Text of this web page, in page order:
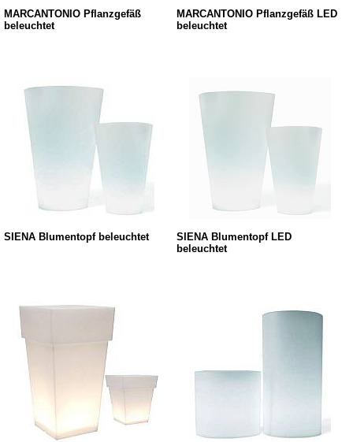
MARCANTONIO Pflanzgefäß
beleuchtet
MARCANTONIO Pflanzgefäß LED
beleuchtet
SIENA Blumentopf beleuchtet
SIENA Blumentopf LED
beleuchtet